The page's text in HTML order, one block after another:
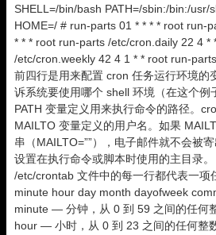
SHELL=/bin/bash PATH=/sbin:/bin:/usr/
HOME=/ # run-parts 01 * * * * root run-
* * * root run-parts /etc/cron.daily 22 4 *
/etc/cron.weekly 42 4 1 * * root run-
前四行是用来配置 cron 任务运行环境的
诉系统要使用哪个 shell 环境（在这个例
PATH 变量定义用来执行命令的路径。
MAILTO 变量定义的用户名。如果
串（MAILTO=””），电子邮件就不会被
设置在执行命令或脚本时使用的主目录。
/etc/crontab 文件中的每一行都代表一项
minute hour day month dayofweek
minute — 分钟，从 0 到 59 之间的任何
hour — 小时，从 0 到 23 之间的任何整